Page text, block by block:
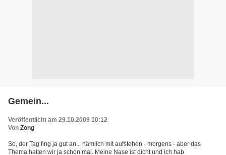
Gemein...
Veröffentlicht am 29.10.2009 10:12
Von Zong
So, der Tag fing ja gut an... nämlich mit aufstehen - morgens - aber das
Thema hatten wir ja schon mal. Meine Nase ist dicht und ich hab